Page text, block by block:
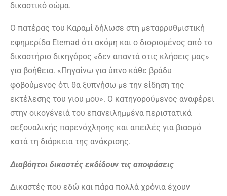
δικαστικό σώμα.
Ο πατέρας του Καραμί δήλωσε στη μεταρρυθμιστική
εφημερίδα Etemad ότι ακόμη και ο διορισμένος από το
δικαστήριο δικηγόρος «δεν απαντά στις κλήσεις μας»
για βοήθεια. «Πηγαίνω για ύπνο κάθε βράδυ
φοβούμενος ότι θα ξυπνήσω με την είδηση της
εκτέλεσης του γιου μου». Ο κατηγορούμενος αναφέρει
στην οικογένειά του επανειλημμένα περιστατικά
σεξουαλικής παρενόχλησης και απειλές για βιασμό
κατά τη διάρκεια της ανάκρισης.
Διαβόητοι δικαστές εκδίδουν τις αποφάσεις
Δικαστές που εδώ και πάρα πολλά χρόνια έχουν